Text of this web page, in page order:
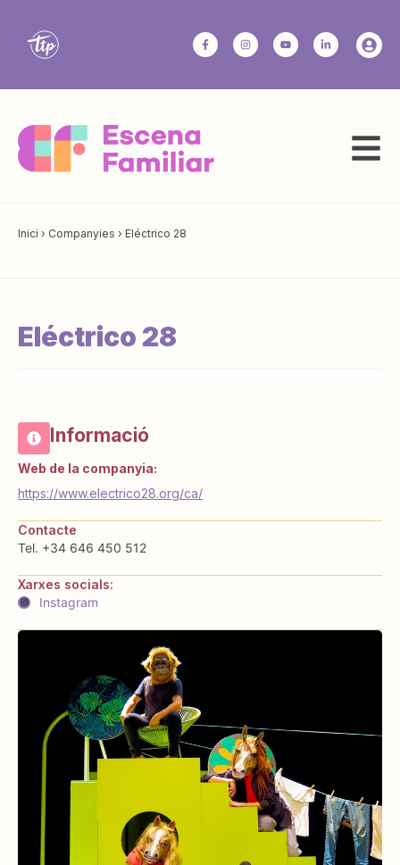
Inici › Companyies › Eléctrico 28
Eléctrico 28
Informació
Web de la companyia:
https://www.electrico28.org/ca/
Contacte
Tel. +34 646 450 512
Xarxes socials:
Instagram